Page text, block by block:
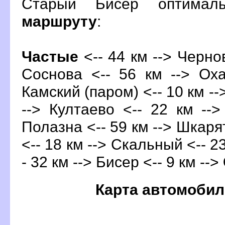
маршруту:
Частые <-- 44 км -->
Соснова <-- 56 км -->
Камский (паром) <-- 10 км
--> Култаево <-- 22 км --
Полазна <-- 59 км -->
<-- 18 км --> Скальный <--
- 32 км --> Бисер <-- 9 км -->
Карта